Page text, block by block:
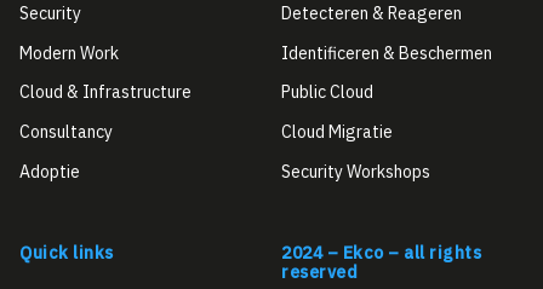
Security
Modern Work
Cloud & Infrastructure
Consultancy
Adoptie
Detecteren & Reageren
Identificeren & Beschermen
Public Cloud
Cloud Migratie
Security Workshops
Quick links
2024 – Ekco – all rights
reserved